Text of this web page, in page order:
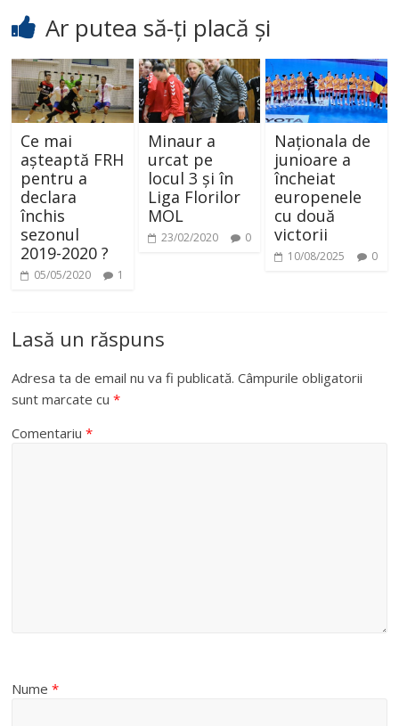
Ar putea să-ți placă și
Ce mai
așteaptă FRH
pentru a
declara
închis
sezonul
2019-2020 ?
05/05/2020 1
Minaur a
urcat pe
locul 3 și în
Liga Florilor
MOL
23/02/2020 0
Naționala de
junioare a
încheiat
europenele
cu două
victorii
10/08/2025 0
Lasă un răspuns
Adresa ta de email nu va fi publicată. Câmpurile obligatorii
sunt marcate cu*
Comentariu*
Nume*